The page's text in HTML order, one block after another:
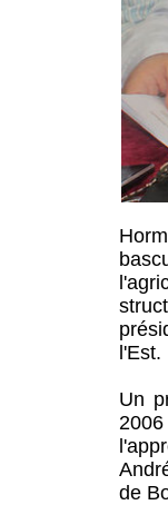
l'Est.
Un
de